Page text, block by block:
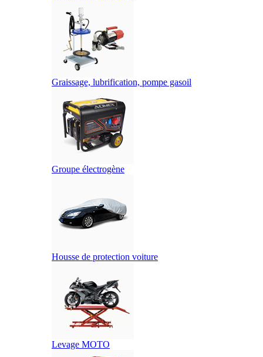
Graissage, lubrification, pompe gasoil
Groupe électrogène
Housse de protection voiture
Levage MOTO